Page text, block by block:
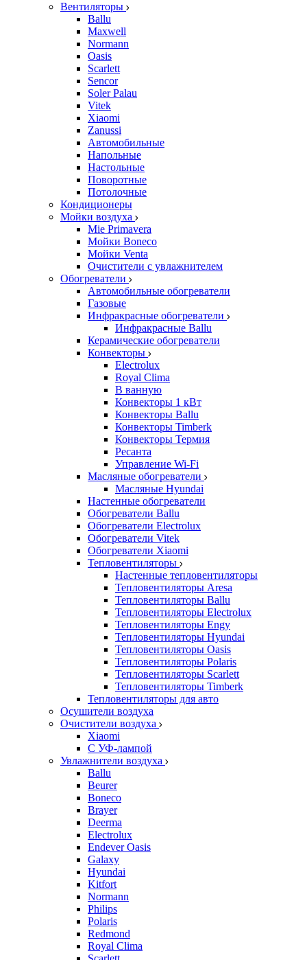
Вентиляторы
Ballu
Maxwell
Normann
Oasis
Scarlett
Sencor
Soler Palau
Vitek
Xiaomi
Zanussi
Автомобильные
Напольные
Настольные
Поворотные
Потолочные
Кондиционеры
Мойки воздуха
Mie Primavera
Мойки Boneco
Мойки Venta
Очистители с увлажнителем
Обогреватели
Автомобильные обогреватели
Газовые
Инфракрасные обогреватели
Инфракрасные Ballu
Керамические обогреватели
Конвекторы
Electrolux
Royal Clima
В ванную
Конвекторы 1 кВт
Конвекторы Ballu
Конвекторы Timberk
Конвекторы Термия
Ресанта
Управление Wi-Fi
Масляные обогреватели
Масляные Hyundai
Настенные обогреватели
Обогреватели Ballu
Обогреватели Electrolux
Обогреватели Vitek
Обогреватели Xiaomi
Тепловентиляторы
Настенные тепловентиляторы
Тепловентиляторы Aresa
Тепловентиляторы Ballu
Тепловентиляторы Electrolux
Тепловентиляторы Engy
Тепловентиляторы Hyundai
Тепловентиляторы Oasis
Тепловентиляторы Polaris
Тепловентиляторы Scarlett
Тепловентиляторы Timberk
Тепловентиляторы для авто
Осушители воздуха
Очистители воздуха
Xiaomi
С УФ-лампой
Увлажнители воздуха
Ballu
Beurer
Boneco
Brayer
Deerma
Electrolux
Endever Oasis
Galaxy
Hyundai
Kitfort
Normann
Philips
Polaris
Redmond
Royal Clima